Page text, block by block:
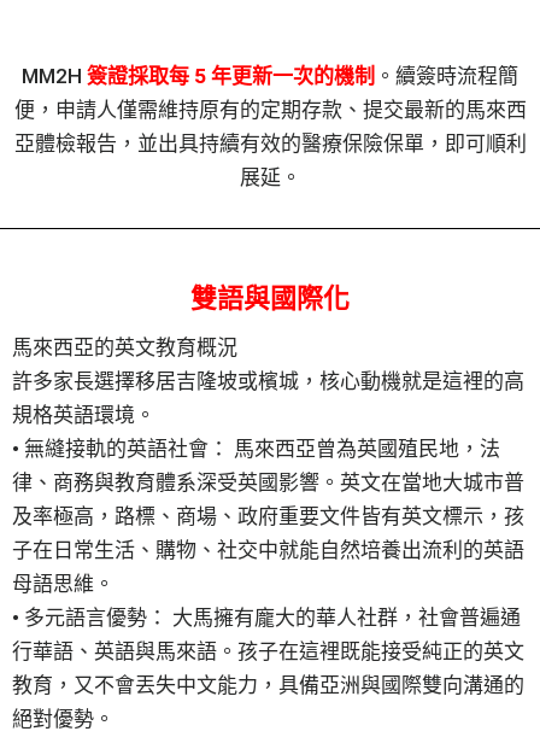
MM2H 簽證採取每 5 年更新一次的機制 。續簽時流程簡
便，申請人僅需維持原有的定期存款、提交最新的馬來西
亞體檢報告，並出具持續有效的醫療保險保單，即可順利
展延。
雙語與國際化
馬來西亞的英文教育概況
許多家長選擇移居吉隆坡或檳城，核心動機就是這裡的高
規格英語環境。
• 無縫接軌的英語社會： 馬來西亞曾為英國殖民地，法
律、商務與教育體系深受英國影響。英文在當地大城市普
及率極高，路標、商場、政府重要文件皆有英文標示，孩
子在日常生活、購物、社交中就能自然培養出流利的英語
母語思維。
• 多元語言優勢： 大馬擁有龐大的華人社群，社會普遍通
行華語、英語與馬來語。孩子在這裡既能接受純正的英文
教育，又不會丟失中文能力，具備亞洲與國際雙向溝通的
絕對優勢。